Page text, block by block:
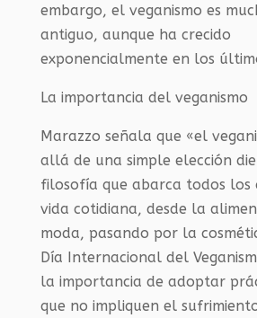
embargo, el veganismo es
antiguo, aunque ha crecido
exponencialmente en los
La importancia del veganismo
Marazzo señala que «el
allá de una simple elección
filosofía que abarca todos los
vida cotidiana, desde la
moda, pasando por la
Día Internacional del
la importancia de adoptar
que no impliquen el